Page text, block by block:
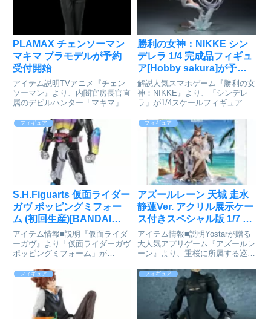
PLAMAX チェンソーマン
マキマ プラモデルが予約
受付開始
アイテム説明TVアニメ『チェン
ソーマン』より、内閣官房長官直
属のデビルハンター「マキマ」が
ット化。キットを組み立てるだけ
で誰でも簡単にスタチューフィギ
ュアのような「マキマ」を組み立
てられる魅力的なキットとなっ
勝利の女神：NIKKE シン
デレラ 1/4 完成品フィギュ
ア[Hobby sakura]が予約
受付開始
解説人気スマホゲーム『勝利の女
神：NIKKE』より、「シンデレ
ラ」が1/4スケールフィギュアで
神:NIKKE_Hyper Body シンデレ
ラⓒSHIFT UP CORP通販サイト
で検索する
フィギュア
S.H.Figuarts 仮面ライダー
ガヴ ポッピングミフォー
ム (初回生産)[BANDAI
SPIRITS]が予約受付開始
アイテム情報■説明『仮面ライダ
ーガヴ』より「仮面ライダーガヴ
ポッピングミフォーム」が
S.H.Figuartsに「仮面ライダーガ
ヴ ポッピングミフォーム」が登
場！最大の特徴であるお菓子＝グ
ミをイメージしたアー...
フィギュア
アズールレーン 天城 走水
静蓮Ver. アクリル展示ケー
ス付きスペシャル版 1/7 完
成品フィギュア[APEX]が
予約受付中
アイテム情報■説明Yostarが贈る
大人気アプリゲーム『アズールレ
ーン』より、重桜に所属する巡洋
蓮」の姿でフィギュア化!涼しげ
な水着やボリューミーな髪はもち
ろん、巨大な艤装までしっかり再
現しました。水着のヴェー...
フィギュア フィギュア